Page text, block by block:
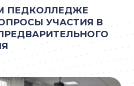
ПЕДКОЛЛЕДЖЕ
УЧАСТИЯ В